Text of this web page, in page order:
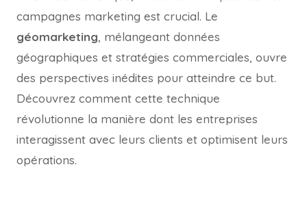
campagnes marketing est crucial. Le
géomarketing, mélangeant données
géographiques et stratégies commerciales, ouvre
des perspectives inédites pour atteindre ce but.
Découvrez comment cette technique
révolutionne la manière dont les entreprises
interagissent avec leurs clients et optimisent leurs
opérations.